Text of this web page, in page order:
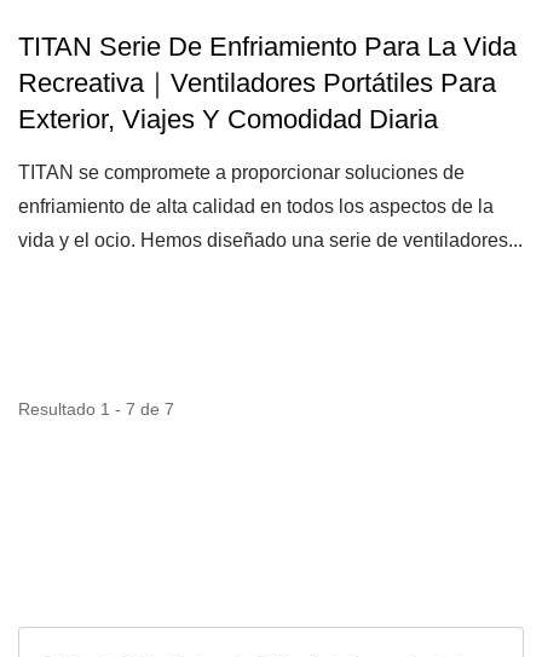
TITAN Serie De Enfriamiento Para La Vida
Recreativa｜Ventiladores Portátiles Para
Exterior, Viajes Y Comodidad Diaria
TITAN se compromete a proporcionar soluciones de
enfriamiento de alta calidad en todos los aspectos de la
vida y el ocio. Hemos diseñado una serie de ventiladores...
Resultado 1 - 7 de 7